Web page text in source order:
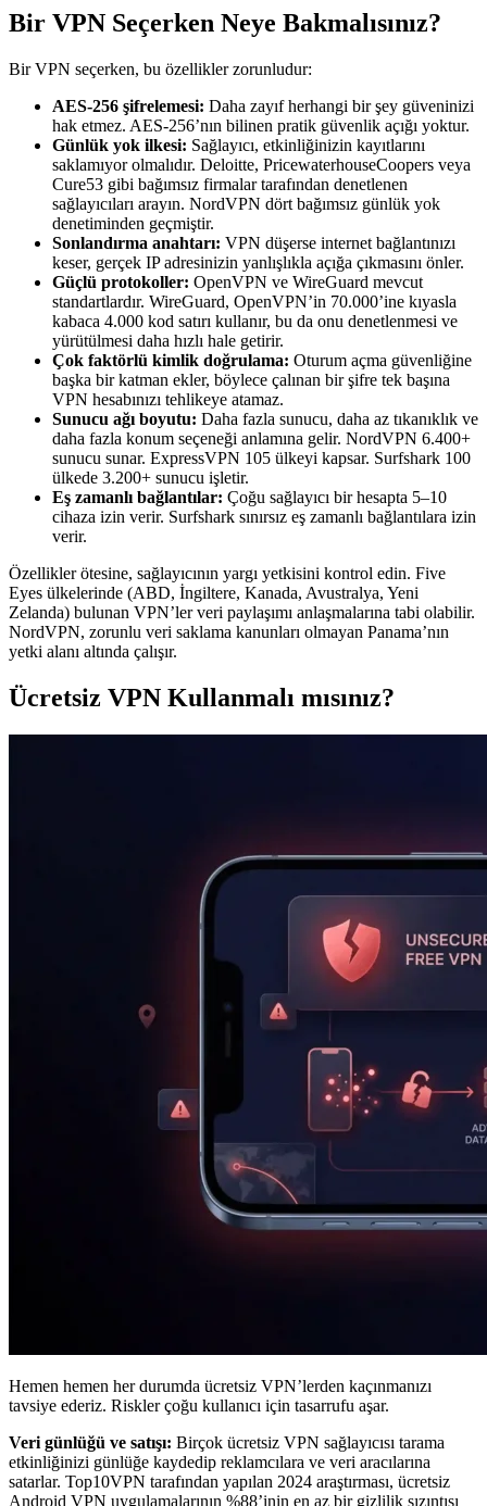
Bir VPN Seçerken Neye Bakmalısınız?
Bir VPN seçerken, bu özellikler zorunludur:
AES-256 şifrelemesi: Daha zayıf herhangi bir şey güveninizi
hak etmez. AES-256’nın bilinen pratik güvenlik açığı yoktur.
Günlük yok ilkesi: Sağlayıcı, etkinliğinizin kayıtlarını
saklamıyor olmalıdır. Deloitte, PricewaterhouseCoopers veya
Cure53 gibi bağımsız firmalar tarafından denetlenen
sağlayıcıları arayın. NordVPN dört bağımsız günlük yok
denetiminden geçmiştir.
Sonlandırma anahtarı: VPN düşerse internet bağlantınızı
keser, gerçek IP adresinizin yanlışlıkla açığa çıkmasını önler.
Güçlü protokoller: OpenVPN ve WireGuard mevcut
standartlardır. WireGuard, OpenVPN’in 70.000’ine kıyasla
kabaca 4.000 kod satırı kullanır, bu da onu denetlenmesi ve
yürütülmesi daha hızlı hale getirir.
Çok faktörlü kimlik doğrulama: Oturum açma güvenliğine
başka bir katman ekler, böylece çalınan bir şifre tek başına
VPN hesabınızı tehlikeye atamaz.
Sunucu ağı boyutu: Daha fazla sunucu, daha az tıkanıklık ve
daha fazla konum seçeneği anlamına gelir. NordVPN 6.400+
sunucu sunar. ExpressVPN 105 ülkeyi kapsar. Surfshark 100
ülkede 3.200+ sunucu işletir.
Eş zamanlı bağlantılar: Çoğu sağlayıcı bir hesapta 5–10
cihaza izin verir. Surfshark sınırsız eş zamanlı bağlantılara izin
verir.
Özellikler ötesine, sağlayıcının yargı yetkisini kontrol edin. Five
Eyes ülkelerinde (ABD, İngiltere, Kanada, Avustralya, Yeni
Zelanda) bulunan VPN’ler veri paylaşımı anlaşmalarına tabi olabilir.
NordVPN, zorunlu veri saklama kanunları olmayan Panama’nın
yetki alanı altında çalışır.
Ücretsiz VPN Kullanmalı mısınız?
Hemen hemen her durumda ücretsiz VPN’lerden kaçınmanızı
tavsiye ederiz. Riskler çoğu kullanıcı için tasarrufu aşar.
Veri günlüğü ve satışı: Birçok ücretsiz VPN sağlayıcısı tarama
etkinliğinizi günlüğe kaydedip reklamcılara ve veri aracılarına
satarlar. Top10VPN tarafından yapılan 2024 araştırması, ücretsiz
Android VPN uygulamalarının %88’inin en az bir gizlilik sızıntısı